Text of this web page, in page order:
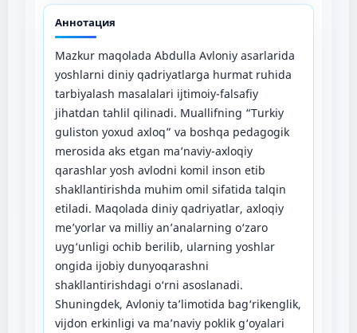
Аннотация
Mazkur maqolada Abdulla Avloniy asarlarida
yoshlarni diniy qadriyatlarga hurmat ruhida
tarbiyalash masalalari ijtimoiy-falsafiy
jihatdan tahlil qilinadi. Muallifning “Turkiy
guliston yoxud axloq” va boshqa pedagogik
merosida aks etgan ma’naviy-axloqiy
qarashlar yosh avlodni komil inson etib
shakllantirishda muhim omil sifatida talqin
etiladi. Maqolada diniy qadriyatlar, axloqiy
me’yorlar va milliy an’analarning o‘zaro
uyg‘unligi ochib berilib, ularning yoshlar
ongida ijobiy dunyoqarashni
shakllantirishdagi o‘rni asoslanadi.
Shuningdek, Avloniy ta’limotida bag‘rikenglik,
vijdon erkinligi va ma’naviy poklik g‘oyalari